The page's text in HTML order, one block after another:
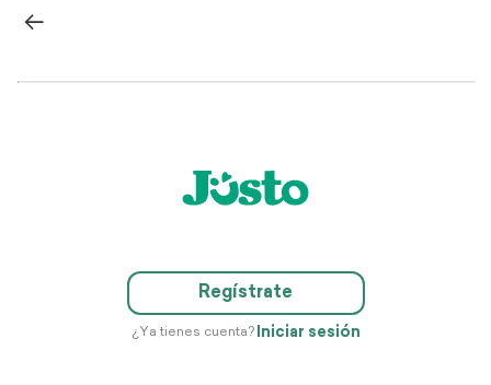
Regístrate
¿Ya tienes cuenta? Iniciar sesión